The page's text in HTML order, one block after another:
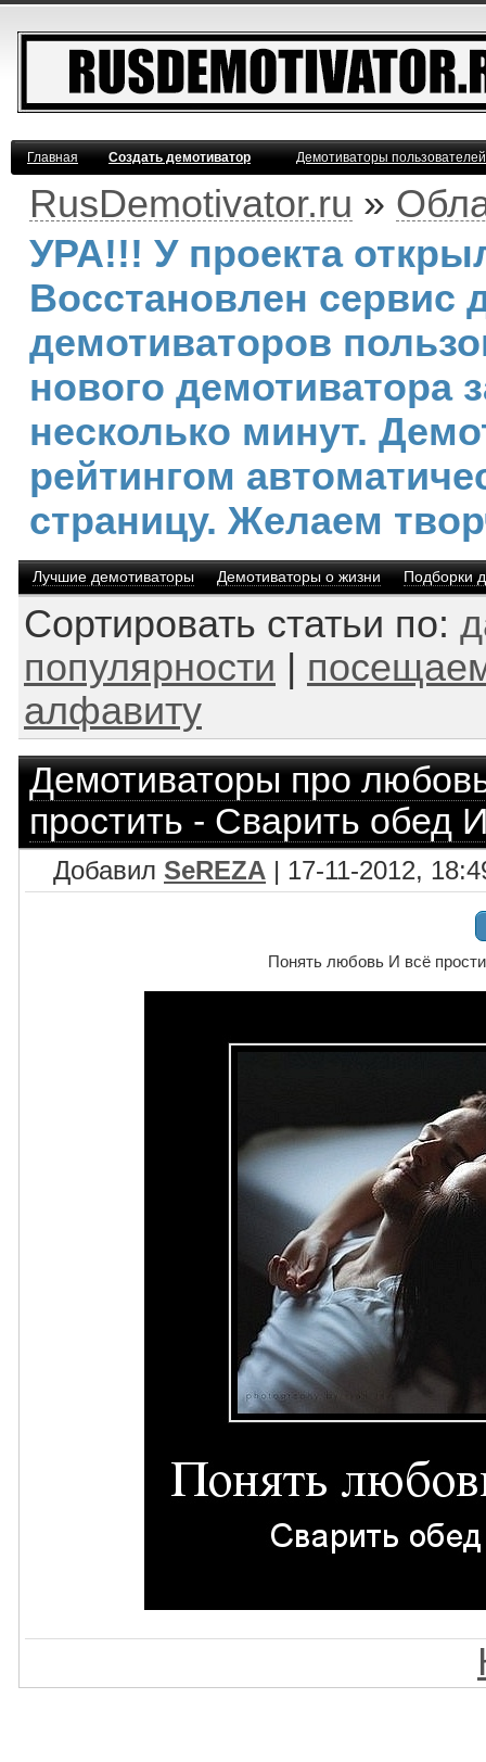
Главная Создать демотиватор Демотиваторы
RusDemotivator.ru »
УРА!!! У проекта
Восстановлен сервис
демотиваторов
нового демотиватора
несколько минут.
рейтингом
страницу. Желаем
Лучшие демотиваторы Демотиваторы о жизни Подборки
Сортировать статьи по:
популярности
алфавиту
Демотиваторы про
простить - Сварить обед
Добавил SeREZA | 17-11-2012,
Понять любовь И всё